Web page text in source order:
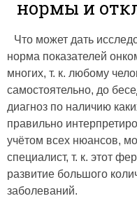
нормы и
Что может дать
норма показателей
многих, т. к. любому
самостоятельно, до
диагноз по наличию
правильно
учётом всех нюансов,
специалист, т. к. этот
развитие большого
заболеваний.